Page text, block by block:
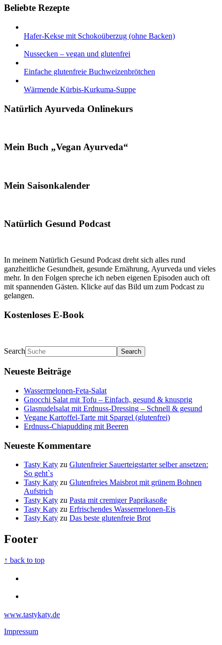
Beliebte Rezepte
Hafer-Kekse mit Schokoüberzug (ohne Backen)
Nussecken – vegan und glutenfrei
Einfache glutenfreie Buchweizenbrötchen
Wärmende Kürbis-Kurkuma-Suppe
Natürlich Ayurveda Onlinekurs
Mein Buch „Vegan Ayurveda“
Mein Saisonkalender
Natürlich Gesund Podcast
In meinem Natürlich Gesund Podcast dreht sich alles rund
ganzheitliche Gesundheit, gesunde Ernährung, Ayurveda und vieles
mehr. In den Folgen spreche ich neben eigenen Episoden auch oft
mit spannenden Gästen. Klicke auf das Bild um zum Podcast zu
gelangen.
Kostenloses E-Book
Search
Neueste Beiträge
Wassermelonen-Feta-Salat
Gnocchi Salat mit Tofu – Einfach, gesund & knusprig
Glasnudelsalat mit Erdnuss-Dressing – Schnell & gesund
Vegane Kartoffel-Tarte mit Spargel (glutenfrei)
Erdnuss-Chiapudding mit Beeren
Neueste Kommentare
Tasty Katy zu Glutenfreier Sauerteigstarter selber ansetzen:
So geht`s
Tasty Katy zu Glutenfreies Maisbrot mit grünem Bohnen
Aufstrich
Tasty Katy zu Pasta mit cremiger Paprikasoße
Tasty Katy zu Erfrischendes Wassermelonen-Eis
Tasty Katy zu Das beste glutenfreie Brot
Footer
↑ back to top
www.tastykaty.de
Impressum